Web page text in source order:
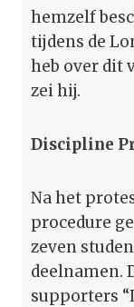
hemzelf
tijdens de
heb over dit
zei hij.
Discipline
Na het
procedure
zeven
deelnamen.
supporters